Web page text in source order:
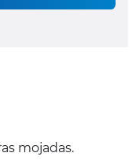
mojadas.